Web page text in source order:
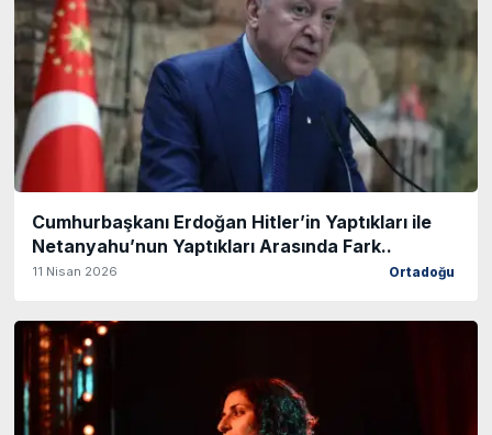
Cumhurbaşkanı Erdoğan Hitler’in Yaptıkları ile
Netanyahu’nun Yaptıkları Arasında Fark..
11 Nisan 2026 Ortadoğu